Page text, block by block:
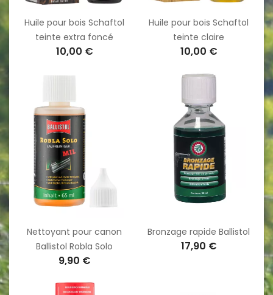
Huile pour bois Schaftol
teinte extra foncé
10,00 €
Huile pour bois Schaftol
teinte claire
10,00 €
Nettoyant pour canon
Ballistol Robla Solo
9,90 €
Bronzage rapide Ballistol
17,90 €